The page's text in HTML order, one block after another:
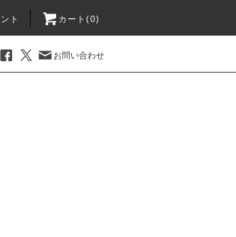
ト カート(0)
お問い合わせ